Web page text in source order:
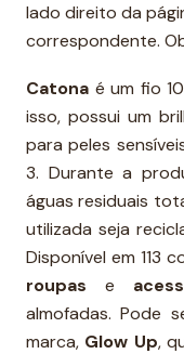
lado direito da
correspondente.
Catona é um fio
isso, possui um
para peles
3. Durante a
águas residuais
utilizada seja
Disponível em 113
roupas e
almofadas. Pode
marca, Glow Up,